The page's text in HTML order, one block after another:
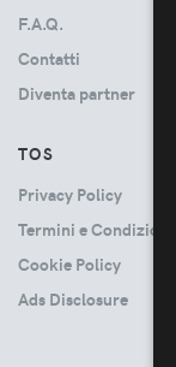
F.A.Q.
Contatti
Diventa partner
TOS
Privacy Policy
Termini e Condizioni
Cookie Policy
Ads Disclosure